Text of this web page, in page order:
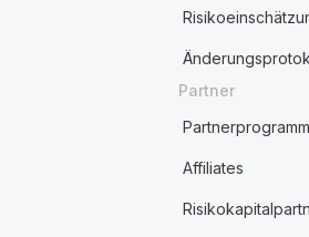
Partner
Affiliates